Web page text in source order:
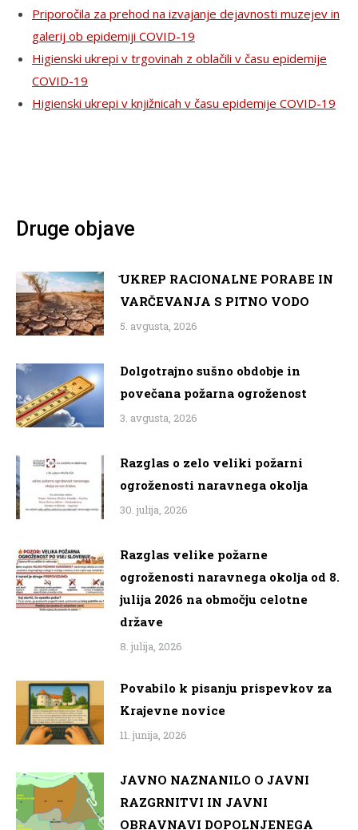
Priporočila za prehod na izvajanje dejavnosti muzejev in
galerij ob epidemiji COVID-19
Higienski ukrepi v trgovinah z oblačili v času epidemije
COVID-19
Higienski ukrepi v knjižnicah v času epidemije COVID-19
Druge objave
̌UKREP RACIONALNE PORABE IN
VARČEVANJA S PITNO VODO
5. avgusta, 2026
Dolgotrajno sušno obdobje in
povečana požarna ogroženost
3. avgusta, 2026
Razglas o zelo veliki požarni
ogroženosti naravnega okolja
30. julija, 2026
Razglas velike požarne
ogroženosti naravnega okolja od 8.
julija 2026 na območju celotne
države
8. julija, 2026
Povabilo k pisanju prispevkov za
Krajevne novice
11. junija, 2026
JAVNO NAZNANILO O JAVNI
RAZGRNITVI IN JAVNI
OBRAVNAVI DOPOLNJENEGA